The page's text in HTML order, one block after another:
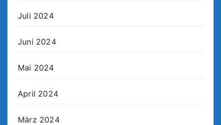
Juli 2024
Juni 2024
Mai 2024
April 2024
März 2024